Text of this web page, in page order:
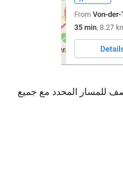
للمسار المحدد مع جميع